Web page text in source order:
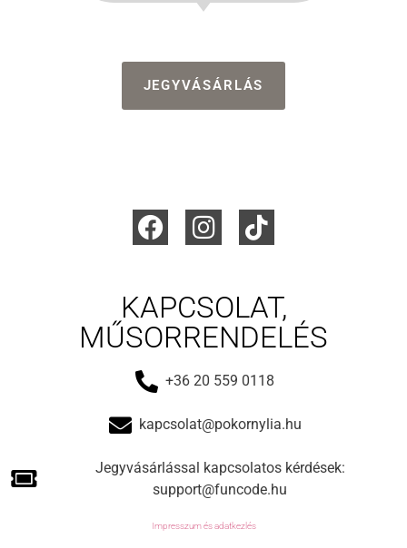
JEGYVÁSÁRLÁS
KAPCSOLAT,
MŰSORRENDELÉS
+36 20 559 0118
kapcsolat@pokornylia.hu
Jegyvásárlással kapcsolatos kérdések:
support@funcode.hu
Impresszum és adatkezlés